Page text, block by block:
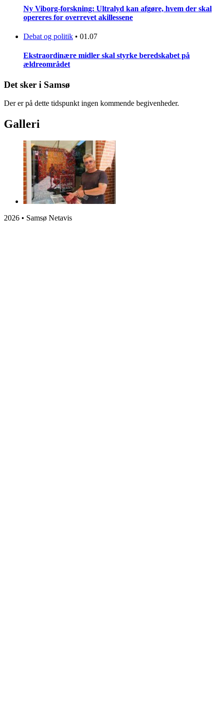
Ny Viborg-forskning: Ultralyd kan afgøre, hvem der skal
opereres for overrevet akillessene
Debat og politik • 01.07
Ekstraordinære midler skal styrke beredskabet på
ældreområdet
Det sker i Samsø
Der er på dette tidspunkt ingen kommende begivenheder.
Galleri
2026 • Samsø Netavis